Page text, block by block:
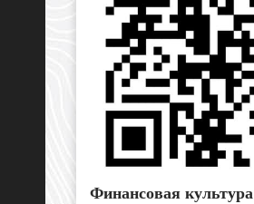
Финансовая культура